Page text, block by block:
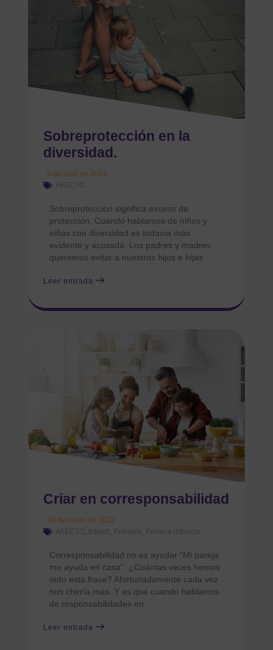
Sobreprotección en la
diversidad.
9 de abril de 2024
AFECTO
Sobreprotección significa exceso de
protección. Cuando hablamos de niños y
niñas con diversidad es todavía más
evidente y acusada. Los padres y madres
queremos evitar a nuestros hijos e hijas
Leer entrada
Criar en corresponsabilidad
30 de mayo de 2022
AFECTO
Infantil Primaria Primera infancia
Corresponsabilidad no es ayudar “Mi pareja
me ayuda en casa”. ¿Cuántas veces hemos
oído esta frase? Afortunadamente cada vez
nos chirría más. Y es que cuando hablamos
de responsabilidades en
Leer entrada